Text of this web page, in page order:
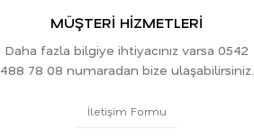
MÜŞTERİ HİZMETLERİ
Daha fazla bilgiye ihtiyacınız varsa 0542
488 78 08 numaradan bize ulaşabilirsiniz.
İletişim Formu